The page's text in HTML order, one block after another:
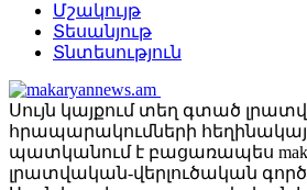
Մշակույթ
Տեսանյութ
Տնտեսություն
Սույն կայքում տեղ գտած
հրապարակումների
պատկանում է բացառապես
լրատվական-վերլուծական